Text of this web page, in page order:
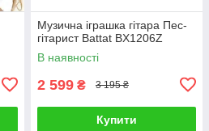
Музична іграшка гітара Пес-
гітарист Battat BX1206Z
В наявності
2 599 ₴ 3 195 ₴
Купити